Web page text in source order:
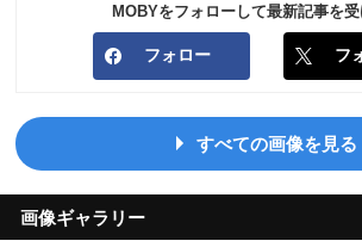
MOBYをフォローして最新記事を受
フォロー フ
すべての画像を見る
画像ギャラリー